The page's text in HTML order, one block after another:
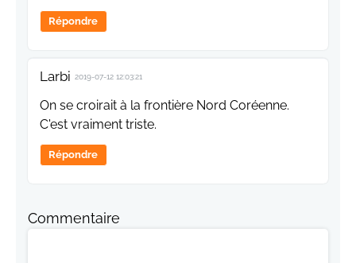
Répondre
Larbi 2019-07-12 12:03:21
On se croirait à la frontière Nord Coréenne.
C'est vraiment triste.
Répondre
Commentaire